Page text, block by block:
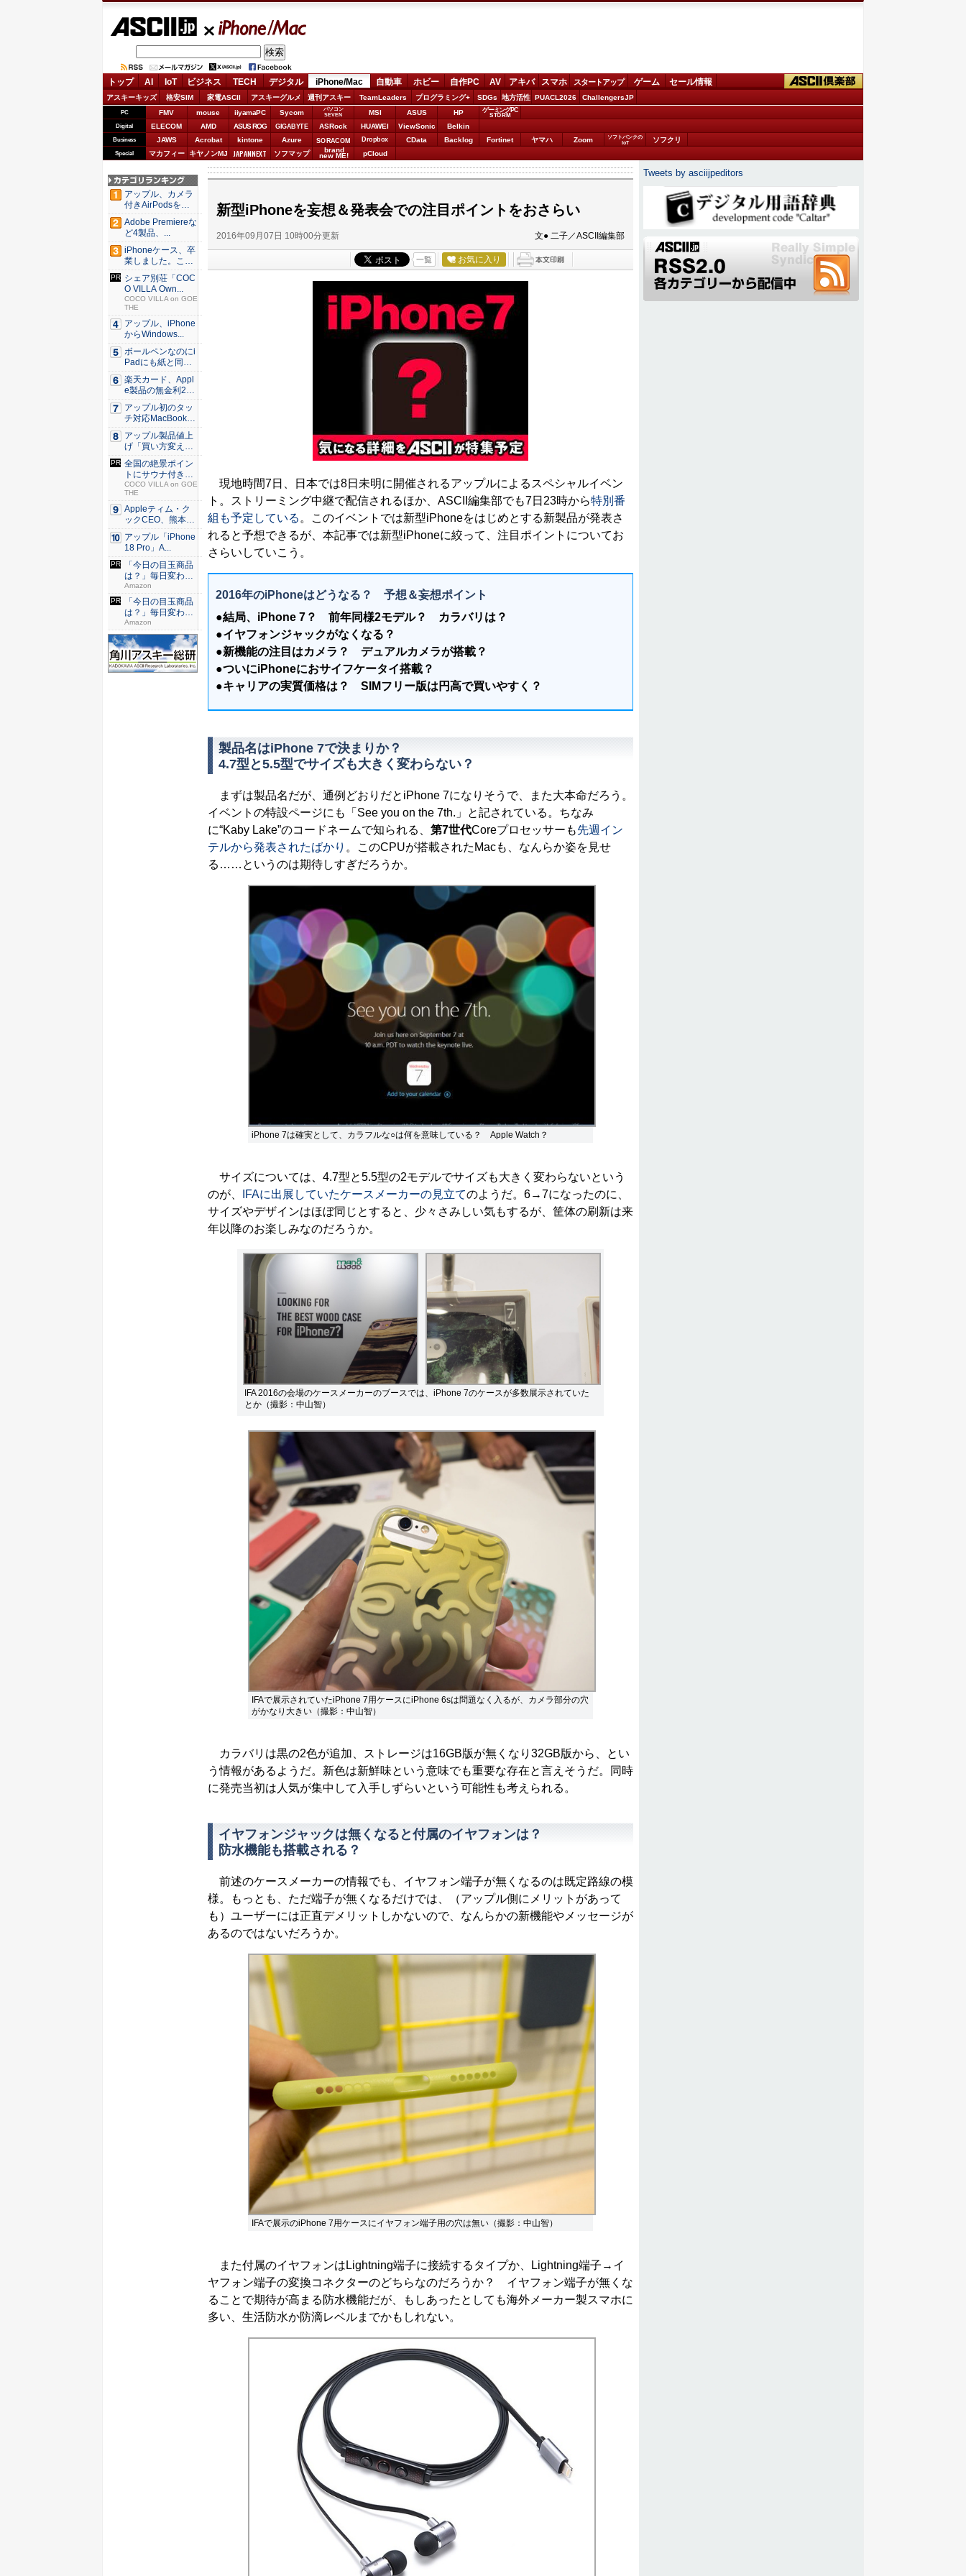
iPhone/Mac
トップ AI IoT ビジネス TECH デジタル iPhone/Mac 自動車 ホビー 自作PC AV アキバ スマホ スタートアップ ゲーム セール情報
アスキーキッズ 格安SIM 家電ASCII アスキーグルメ 週刊アスキー TeamLeaders プログラミング+ SDGs 地方活性 PUACL2026 ChallengersJP
PC FMV mouse iiyamaPC Sycom
パソコン
SEVEN
MSI ASUS HP ゲーミングPC
STORM
Digital ELECOM AMD ASUS ROG GIGABYTE ASRock HUAWEI ViewSonic Belkin
Business JAWS Acrobat kintone Azure SORACOM Dropbox CData Backlog Fortinet ヤマハ Zoom
ソフトバンクの
IoT
ソフクリ
Special マカフィー キヤノンMJ JAPANNEXT ソフマップ brand
new ME! pCloud
新型iPhoneを妄想＆発表会での注目ポイントをおさらい
2016年09月07日 10時00分更新 文● 二子／ASCII編集部
一覧 お気に入り
現地時間7日、日本では8日未明に開催されるアップルによるスペシャルイベン
ト。ストリーミング中継で配信されるほか、ASCII編集部でも7日23時から特別番
組も予定している 。このイベントでは新型iPhoneをはじめとする新製品が発表さ
れると予想できるが、本記事では新型iPhoneに絞って、注目ポイントについてお
さらいしていこう。
2016年のiPhoneはどうなる？ 予想＆妄想ポイント
●結局、iPhone 7？ 前年同様2モデル？ カラバリは？
●イヤフォンジャックがなくなる？
●新機能の注目はカメラ？ デュアルカメラが搭載？
●ついにiPhoneにおサイフケータイ搭載？
●キャリアの実質価格は？ SIMフリー版は円高で買いやすく？
製品名はiPhone 7で決まりか？
4.7型と5.5型でサイズも大きく変わらない？
まずは製品名だが、通例どおりだとiPhone 7になりそうで、また大本命だろう。
イベントの特設ページにも「See you on the 7th.」と記されている。ちなみ
に“Kaby Lake”のコードネームで知られる、 第7世代Coreプロセッサーも先週イン
テルから発表されたばかり 。このCPUが搭載されたMacも、なんらか姿を見せ
る……というのは期待しすぎだろうか。
iPhone 7は確実として、カラフルな○は何を意味している？ Apple Watch？
サイズについては、4.7型と5.5型の2モデルでサイズも大きく変わらないという
のが、
IFAに出展していたケースメーカーの見立てのようだ。6→7になったのに、
サイズやデザインはほぼ同じとすると、少々さみしい気もするが、筐体の刷新は来
年以降のお楽しみなのだろうか。
IFA 2016の会場のケースメーカーのブースでは、iPhone 7のケースが多数展示されていた
とか（撮影：中山智）
IFAで展示されていたiPhone 7用ケースにiPhone 6sは問題なく入るが、カメラ部分の穴
がかなり大きい（撮影：中山智）
カラバリは黒の2色が追加、ストレージは16GB版が無くなり32GB版から、とい
う情報があるようだ。新色は新鮮味という意味でも重要な存在と言えそうだ。同時
に発売当初は人気が集中して入手しずらいという可能性も考えられる。
イヤフォンジャックは無くなると付属のイヤフォンは？
防水機能も搭載される？
前述のケースメーカーの情報でも、イヤフォン端子が無くなるのは既定路線の模
様。もっとも、ただ端子が無くなるだけでは、（アップル側にメリットがあって
も）ユーザーには正直デメリットしかないので、なんらかの新機能やメッセージが
あるのではないだろうか。
IFAで展示のiPhone 7用ケースにイヤフォン端子用の穴は無い（撮影：中山智）
また付属のイヤフォンはLightning端子に接続するタイプか、Lightning端子→イ
ヤフォン端子の変換コネクターのどちらなのだろうか？ イヤフォン端子が無くな
ることで期待が高まる防水機能だが、もしあったとしても海外メーカー製スマホに
多い、生活防水か防滴レベルまでかもしれない。
アップル、カメラ
付きAirPodsを年
内...
Adobe Premiereな
ど4製品、...
iPhoneケース、卒
業しました。これ
か...
シェア別荘「COC
O VILLA Own...
COCO VILLA on GOE
THE
アップル、iPhone
からWindows...
ボールペンなのにi
Padにも紙と同じ
滑ら...
楽天カード、Appl
e製品の無金利24
回...
アップル初のタッ
チ対応MacBook、
早...
アップル製品値上
げ「買い方変え
る」9割超...
全国の絶景ポイン
トにサウナ付きの
シェア別...
COCO VILLA on GOE
THE
Appleティム・ク
ックCEO、熊本に
支...
アップル「iPhone
18 Pro」A...
「今日の目玉商品
は？」毎日変わる
Amaz...
Amazon
「今日の目玉商品
は？」毎日変わる
Amaz...
Amazon
Tweets by asciijpeditors